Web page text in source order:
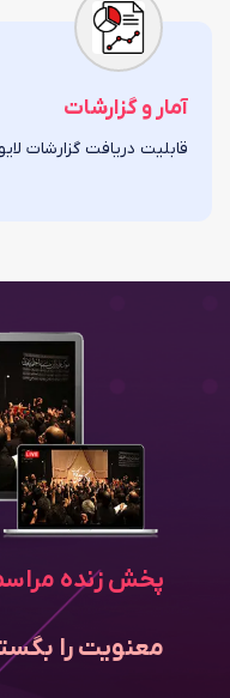
آمار و گزارشات
قابلیت دریافت گزارشات
پخش زنده
معنویت را